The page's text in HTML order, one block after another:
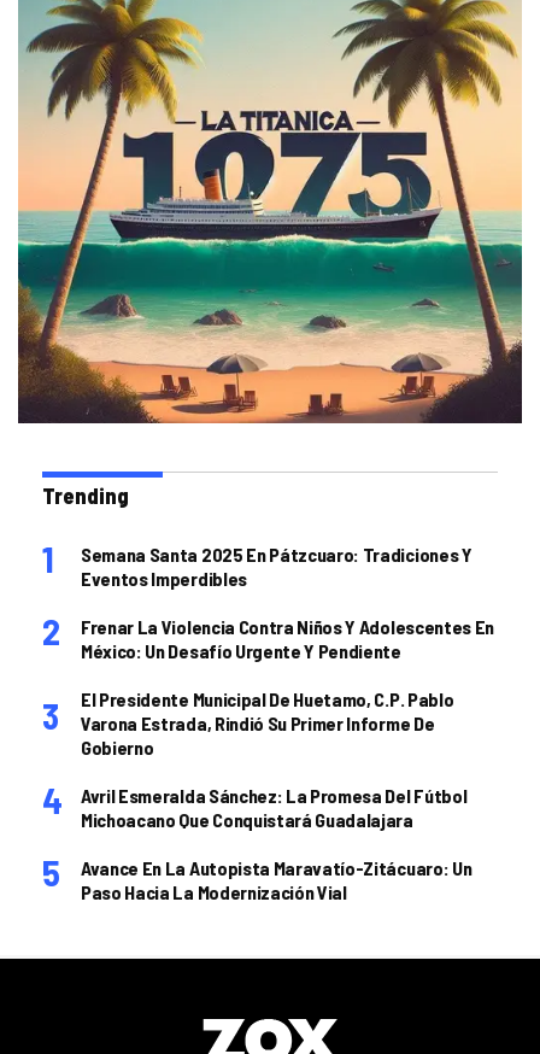
Trending
Semana Santa 2025 En Pátzcuaro: Tradiciones Y
Eventos Imperdibles
Frenar La Violencia Contra Niños Y Adolescentes En
México: Un Desafío Urgente Y Pendiente
El Presidente Municipal De Huetamo, C.P. Pablo
Varona Estrada, Rindió Su Primer Informe De
Gobierno
Avril Esmeralda Sánchez: La Promesa Del Fútbol
Michoacano Que Conquistará Guadalajara
Avance En La Autopista Maravatío-Zitácuaro: Un
Paso Hacia La Modernización Vial